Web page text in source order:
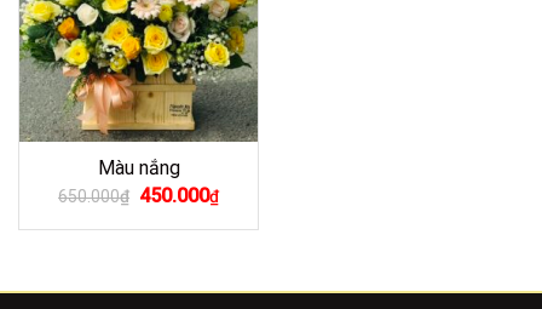
Màu nắng
650.000₫ Giá
là:
450.000₫Giá
hiện
tại